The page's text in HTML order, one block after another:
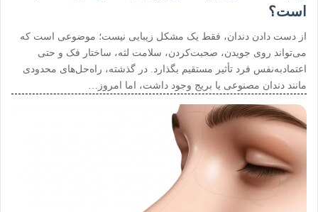
است؟
از دست دادن دندان، فقط یک مشکل زیبایی نیست؛ موضوعی است که
می‌تواند روی جویدن، صحبت‌کردن، سلامت لثه، ساختار فک و حتی
اعتمادبه‌نفس فرد تأثیر مستقیم بگذارد. در گذشته، راه‌حل‌های محدودی
مانند دندان مصنوعی یا بریج وجود داشت، اما امروز…